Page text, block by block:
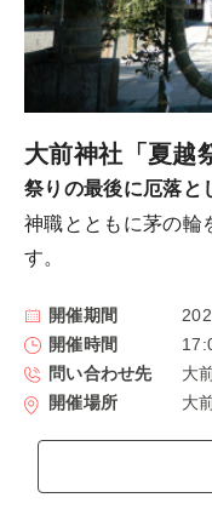
大前神社「夏越
祭りの最後に厄落と
神職とともに茅の輪
す。
開催期間
開催時間
問い合わせ先
大
開催場所
大